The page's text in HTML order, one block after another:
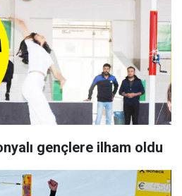
gençlere ilham oldu